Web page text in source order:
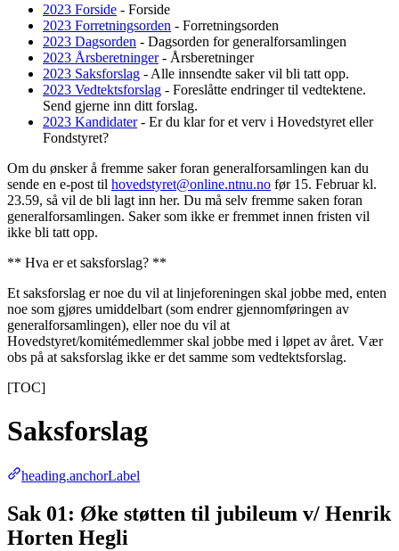
2023 Forside - Forside
2023 Forretningsorden - Forretningsorden
2023 Dagsorden - Dagsorden for generalforsamlingen
2023 Årsberetninger- Årsberetninger
2023 Saksforslag - Alle innsendte saker vil bli tatt opp.
2023 Vedtektsforslag - Foreslåtte endringer til vedtektene.
Send gjerne inn ditt forslag.
2023 Kandidater- Er du klar for et verv i Hovedstyret eller
Fondstyret?
Om du ønsker å fremme saker foran generalforsamlingen kan du
sende en e-post til hovedstyret@online.ntnu.no før 15. Februar kl.
23.59, så vil de bli lagt inn her. Du må selv fremme saken foran
generalforsamlingen. Saker som ikke er fremmet innen fristen vil
ikke bli tatt opp.
** Hva er et saksforslag? **
Et saksforslag er noe du vil at linjeforeningen skal jobbe med, enten
noe som gjøres umiddelbart (som endrer gjennomføringen av
generalforsamlingen), eller noe du vil at
Hovedstyret/komitémedlemmer skal jobbe med i løpet av året. Vær
obs på at saksforslag ikke er det samme som vedtektsforslag.
[TOC]
Saksforslag
heading.anchorLabel
Sak 01: Øke støtten til jubileum v/ Henrik
Horten Hegli